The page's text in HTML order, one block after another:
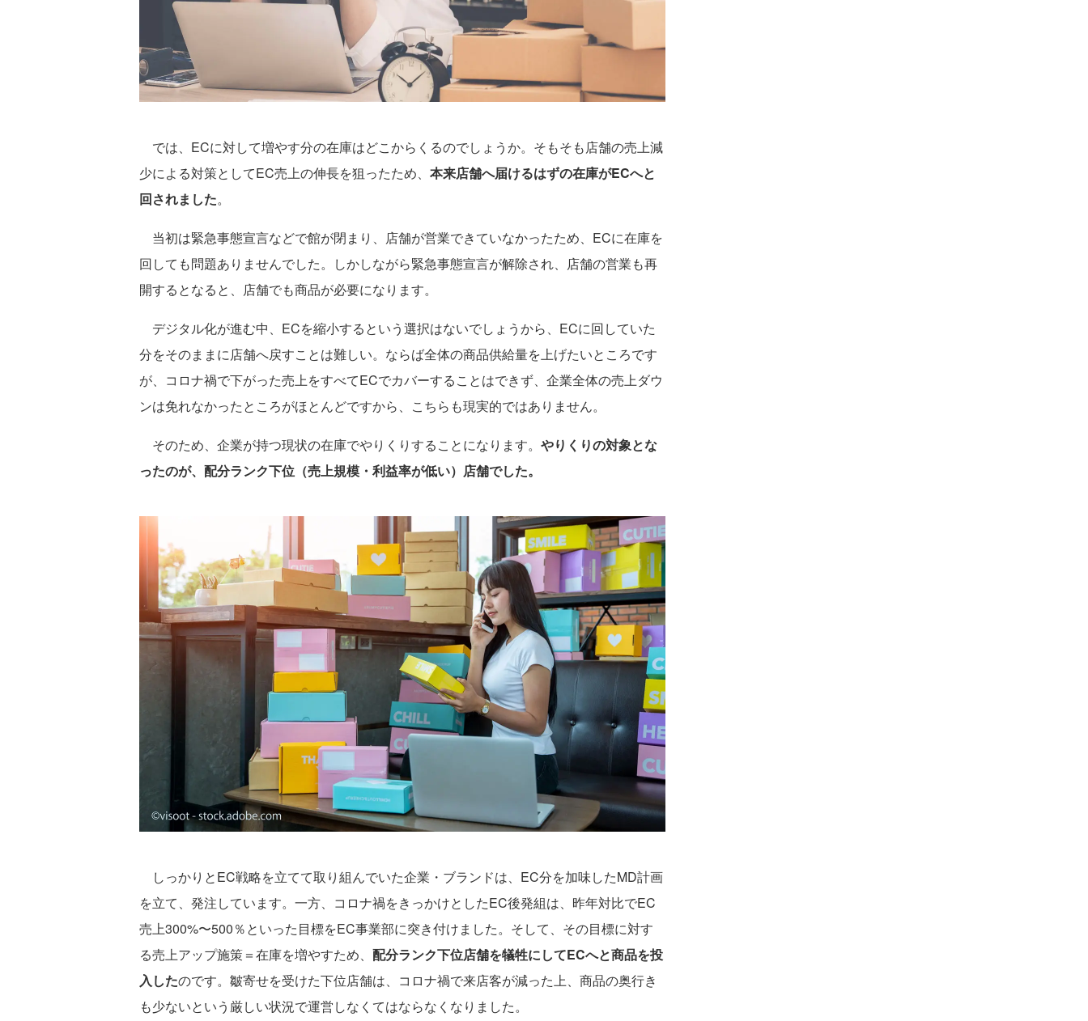
では、ECに対して増やす分の在庫はどこからくるのでしょうか。そもそも店舗の売上減
少による対策としてEC売上の伸長を狙ったため、 本来店舗へ届けるはずの在庫がECへと
回されました。
当初は緊急事態宣言などで館が閉まり、店舗が営業できていなかったため、ECに在庫を
回しても問題ありませんでした。しかしながら緊急事態宣言が解除され、店舗の営業も再
開するとなると、店舗でも商品が必要になります。
デジタル化が進む中、ECを縮小するという選択はないでしょうから、ECに回していた
分をそのままに店舗へ戻すことは難しい。ならば全体の商品供給量を上げたいところです
が、コロナ禍で下がった売上をすべてECでカバーすることはできず、企業全体の売上ダウ
ンは免れなかったところがほとんどですから、こちらも現実的ではありません。
そのため、企業が持つ現状の在庫でやりくりすることになります。 やりくりの対象とな
ったのが、配分ランク下位（売上規模・利益率が低い）店舗でした。
しっかりとEC戦略を立てて取り組んでいた企業・ブランドは、EC分を加味したMD計画
を立て、発注しています。一方、コロナ禍をきっかけとしたEC後発組は、昨年対比でEC
売上300%〜500％といった目標をEC事業部に突き付けました。そして、その目標に対す
る売上アップ施策＝在庫を増やすため、 配分ランク下位店舗を犠牲にしてECへと商品を投
入したのです。皺寄せを受けた下位店舗は、コロナ禍で来店客が減った上、商品の奥行き
も少ないという厳しい状況で運営しなくてはならなくなりました。